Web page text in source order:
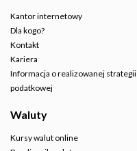
Kantor internetowy
Dla kogo?
Kontakt
Kariera
Informacja o realizowanej strategii
podatkowej
Waluty
Kursy walut online